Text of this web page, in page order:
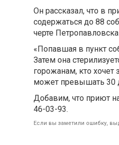
Он рассказал, что в
содержаться до 88
черте
«Попавшая в пункт
Затем она
горожанам, кто
может превышать 30
Добавим, что приют
46-03-93.
Если вы заметили ошибку,